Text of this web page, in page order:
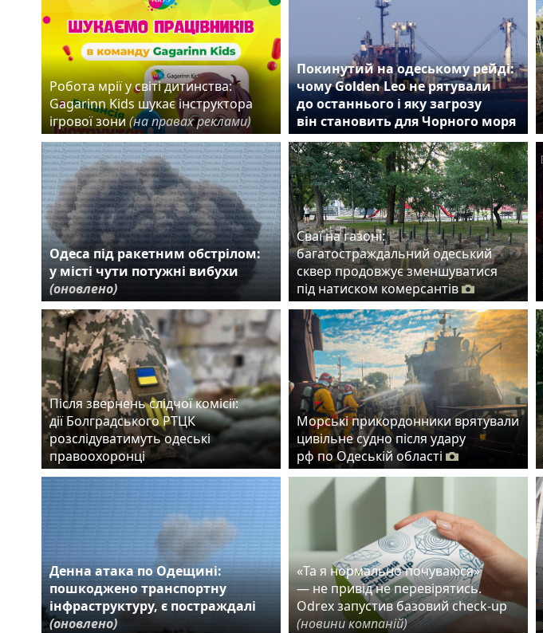
Робота мрії у світі дитинства:
Gagarinn Kids шукає інструктора
ігрової зони(на правах реклами)
Покинутий на одеському рейді:
чому Golden Leo не рятували
до останнього і яку загрозу
він становить для Чорного моря
Одеса під ракетним обстрілом:
у місті чути потужні вибухи
(оновлено)
Сваї на газоні:
багатостраждальний одеський
сквер продовжує зменшуватися
під натиском комерсантів
Після звернень слідчої комісії:
дії Болградського РТЦК
розслідуватимуть одеські
правоохоронці
Морські прикордонники врятували
цивільне судно після удару
рф по Одеській області
Денна атака по Одещині:
пошкоджено транспортну
інфраструктуру, є постраждалі
(оновлено)
«Та я нормально почуваюся»
— не привід не перевірятись.
Odrex запустив базовий check-up
(новини компаній)